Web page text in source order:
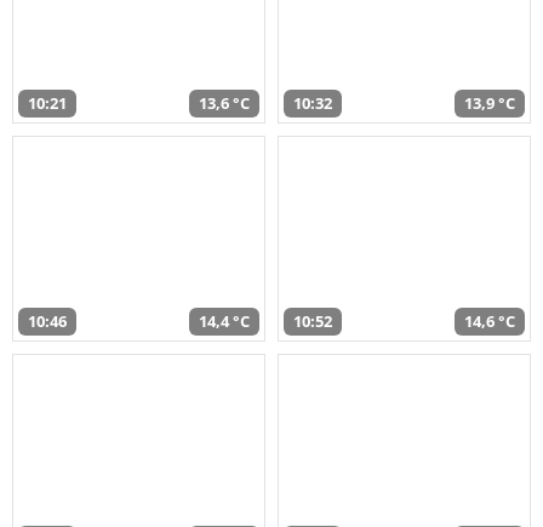
10:21 13,6 °C 10:32 13,9 °C
10:46 14,4 °C 10:52 14,6 °C